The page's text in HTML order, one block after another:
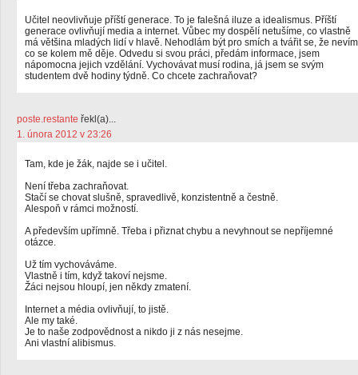
Učitel neovlivňuje příští generace. To je falešná iluze a idealismus. Příští
generace ovlivňují media a internet. Vůbec my dospělí netušíme, co vlastně
má většina mladých lidí v hlavě. Nehodlám být pro smích a tvářit se, že
co se kolem mě děje. Odvedu si svou práci, předám informace, jsem
nápomocna jejich vzdělání. Vychovávat musí rodina, já jsem se svým
studentem dvě hodiny týdně. Co chcete zachraňovat?
poste.restante řekl(a)...
1. února 2012 v 23:26
Tam, kde je žák, najde se i učitel.
Není třeba zachraňovat.
Stačí se chovat slušně, spravedlivě, konzistentně a čestně.
Alespoň v rámci možností.
A především upřímně. Třeba i přiznat chybu a nevyhnout se nepříjemné
otázce.
Už tím vychováváme.
Vlastně i tím, když takoví nejsme.
Žáci nejsou hloupí, jen někdy zmatení.
Internet a média ovlivňují, to jistě.
Ale my také.
Je to naše zodpovědnost a nikdo ji z nás nesejme.
Ani vlastní alibismus.